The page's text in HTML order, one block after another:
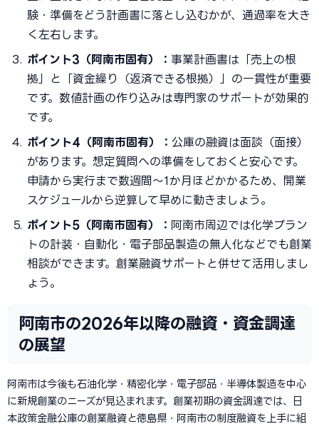
験・準備をどう計画書に落とし込むかが、通過率を大き
く左右します。
ポイント3（阿南市固有）： 事業計画書は「売上の根
拠」と「資金繰り（返済できる根拠）」の一貫性が重要
です。数値計画の作り込みは専門家のサポートが効果的
です。
ポイント4（阿南市固有）： 公庫の融資は面談（面接）
があります。想定質問への準備をしておくと安心です。
申請から実行まで数週間〜1か月ほどかかるため、開業
スケジュールから逆算して早めに動きましょう。
ポイント5（阿南市固有）： 阿南市周辺では化学プラン
トの計装・自動化・電子部品製造の無人化などでも創業
相談ができます。創業融資サポートと併せて活用しまし
ょう。
阿南市の2026年以降の融資・資金調達
の展望
阿南市は今後も石油化学・精密化学・電子部品・半導体製造を中心
に新規創業のニーズが見込まれます。創業初期の資金調達では、日
本政策金融公庫の創業融資と徳島県・阿南市の制度融資を上手に組